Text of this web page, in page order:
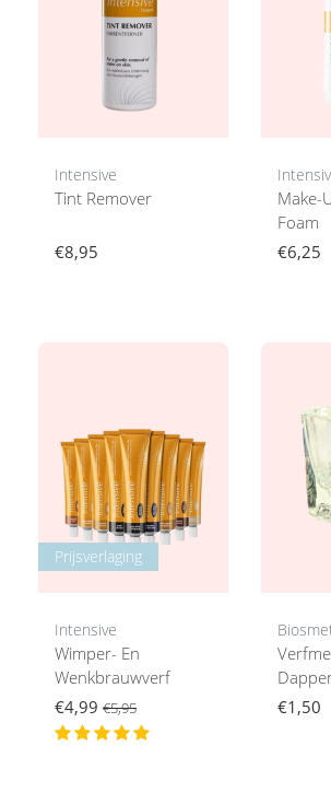
Intensive
Tint Remover
€8,95
Make-
Foam
€6,25
Prijsverlaging
Intensive
Wimper- En
Wenkbrauwverf
€4,99 €5,95
€1,50